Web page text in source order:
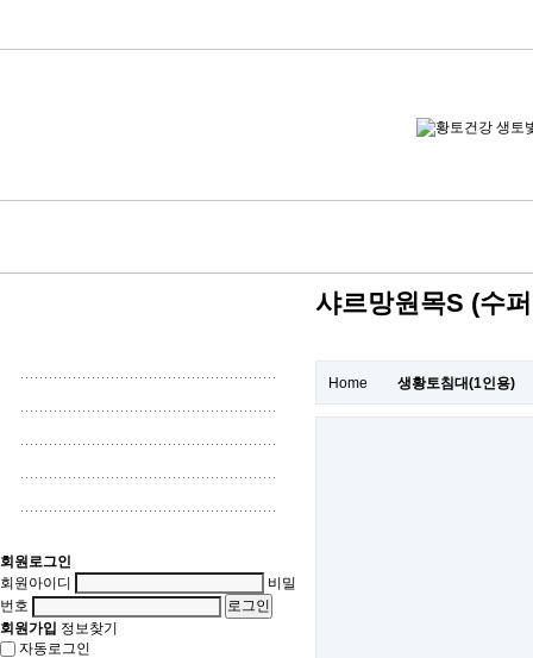
회원로그인
회원아이디
비밀
번호
회원가입 정보찾기
자동로그인
샤르망원목S (수
Home 생황토침대(1인용)